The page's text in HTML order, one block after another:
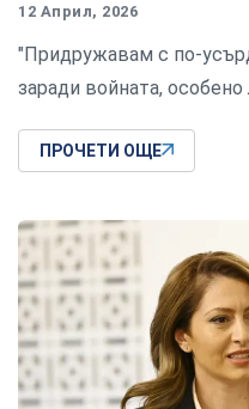
12 Април, 2026
"Придружавам с по-
заради войната,
ПРОЧЕТИ ОЩЕ